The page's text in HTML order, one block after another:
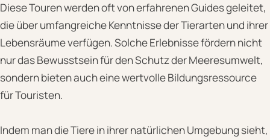
Diese Touren werden oft von erfahrenen Guides geleitet,
die über umfangreiche Kenntnisse der Tierarten und ihrer
Lebensräume verfügen. Solche Erlebnisse fördern nicht
nur das Bewusstsein für den Schutz der Meeresumwelt,
sondern bieten auch eine wertvolle Bildungsressource
für Touristen.
Indem man die Tiere in ihrer natürlichen Umgebung sieht,